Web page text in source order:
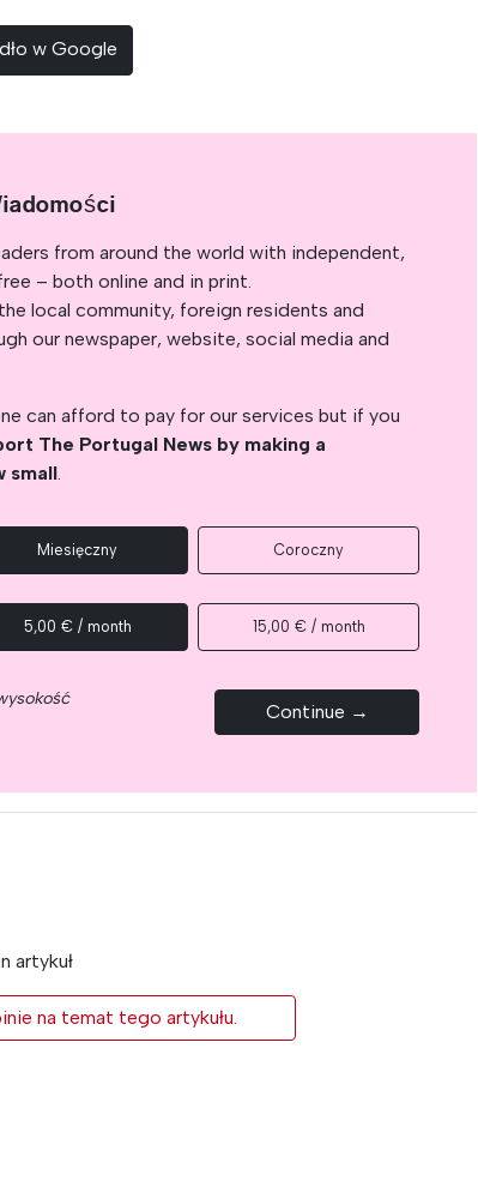
w Google
from around the world with independent,
– both online and in print.
local community, foreign residents and
our newspaper, website, social media and
can afford to pay for our services but if you
The Portugal News by making a
small.
Miesięczny Coroczny
5,00 € / month 15,00 € / month
Continue →
artykuł
na temat tego artykułu.